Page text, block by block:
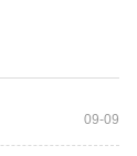
09-09